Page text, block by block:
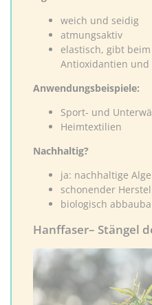
weich und seidig
atmungsaktiv
elastisch, gibt
Antioxidantien und
Anwendungsbeispiele:
Sport- und
Heimtextilien
Nachhaltig?
ja: nachhaltige
schonender
biologisch
Hanffaser– Stängel